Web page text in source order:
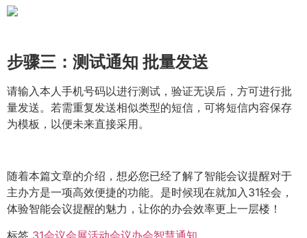
步骤三：测试通知 批量发送
请输入本人手机号码以进行测试，验证无误后，方可进行批
量发送。若需重复发送相似类型的短信，可将短信内容保存
为模板，以便未来直接采用。
随着本篇文章的介绍，想必您已经了解了智能会议提醒对于
主办方是一项高效便捷的功能。是时候现在就加入31轻会，
体验智能会议提醒的魅力，让你的办会效率更上一层楼！
标签 31会议会展活动会议办会智慧通知